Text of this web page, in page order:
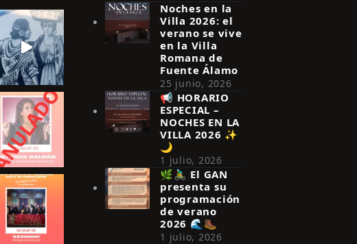
Noches en la
Villa 2026: el
verano se vive
en la Villa
Romana de
Fuente Álamo
25 junio, 2026
📢 HORARIO
ESPECIAL –
NOCHES EN LA
VILLA 2026 ✨
🌙
1 julio, 2026
🌿🚴‍♂️ El GAN
presenta su
programación
de verano
2026 🌊🥾
1 julio, 2026